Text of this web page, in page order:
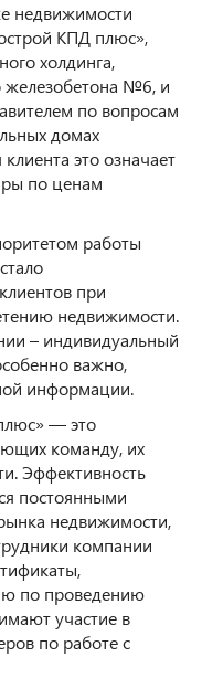
недвижимости
КПД плюс»,
холдинга,
железобетона №6, и
по вопросам
домах
это означает
по ценам
работы
при
недвижимости.
– индивидуальный
важно,
информации.
— это
команду, их
Эффективность
постоянными
недвижимости,
компании
по проведению
участие в
по работе с